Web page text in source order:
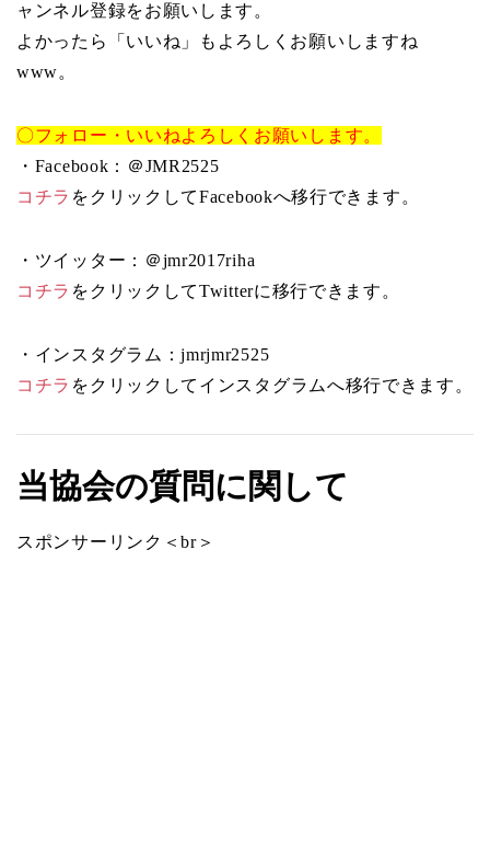
ャンネル登録をお願いします。
よかったら「いいね」もよろしくお願いしますね
www。
〇フォロー・いいねよろしくお願いします。
・Facebook：＠JMR2525
コチラ をクリックしてFacebookへ移行できます。
・ツイッター：＠jmr2017riha
コチラ をクリックしてTwitterに移行できます。
・インスタグラム：jmrjmr2525
コチラ をクリックしてインスタグラムへ移行できます。
当協会の質問に関して
スポンサーリンク＜br＞